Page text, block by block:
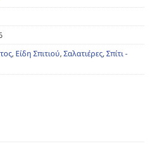
, Είδη Σπιτιού,Σαλατιέρες,Σπίτι -